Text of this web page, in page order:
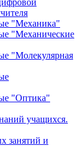
"Механика"
"Механические
"Молекулярная
"Оптика"
учащихся.
занятий и